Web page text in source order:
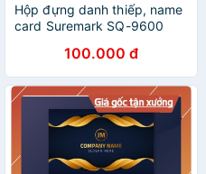
Hộp đựng danh thiếp, name
card Suremark SQ-9600
100.000 đ